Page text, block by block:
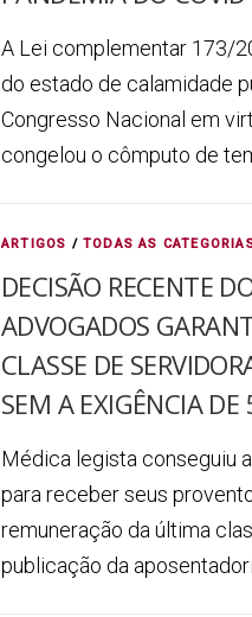
A Lei complementar 173/
do estado de calamidade
Congresso Nacional em
congelou o cômputo de
ARTIGOS /TODAS AS
DECISÃO RECENTE
ADVOGADOS
CLASSE DE
SEM A EXIGÊNCIA DE
Médica legista conseguiu
para receber seus
remuneração da última
publicação da